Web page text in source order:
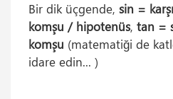
Bir dik üçgende, sin =
komşu / hipotenüs, tan =
komşu (matematiği de
idare edin... )